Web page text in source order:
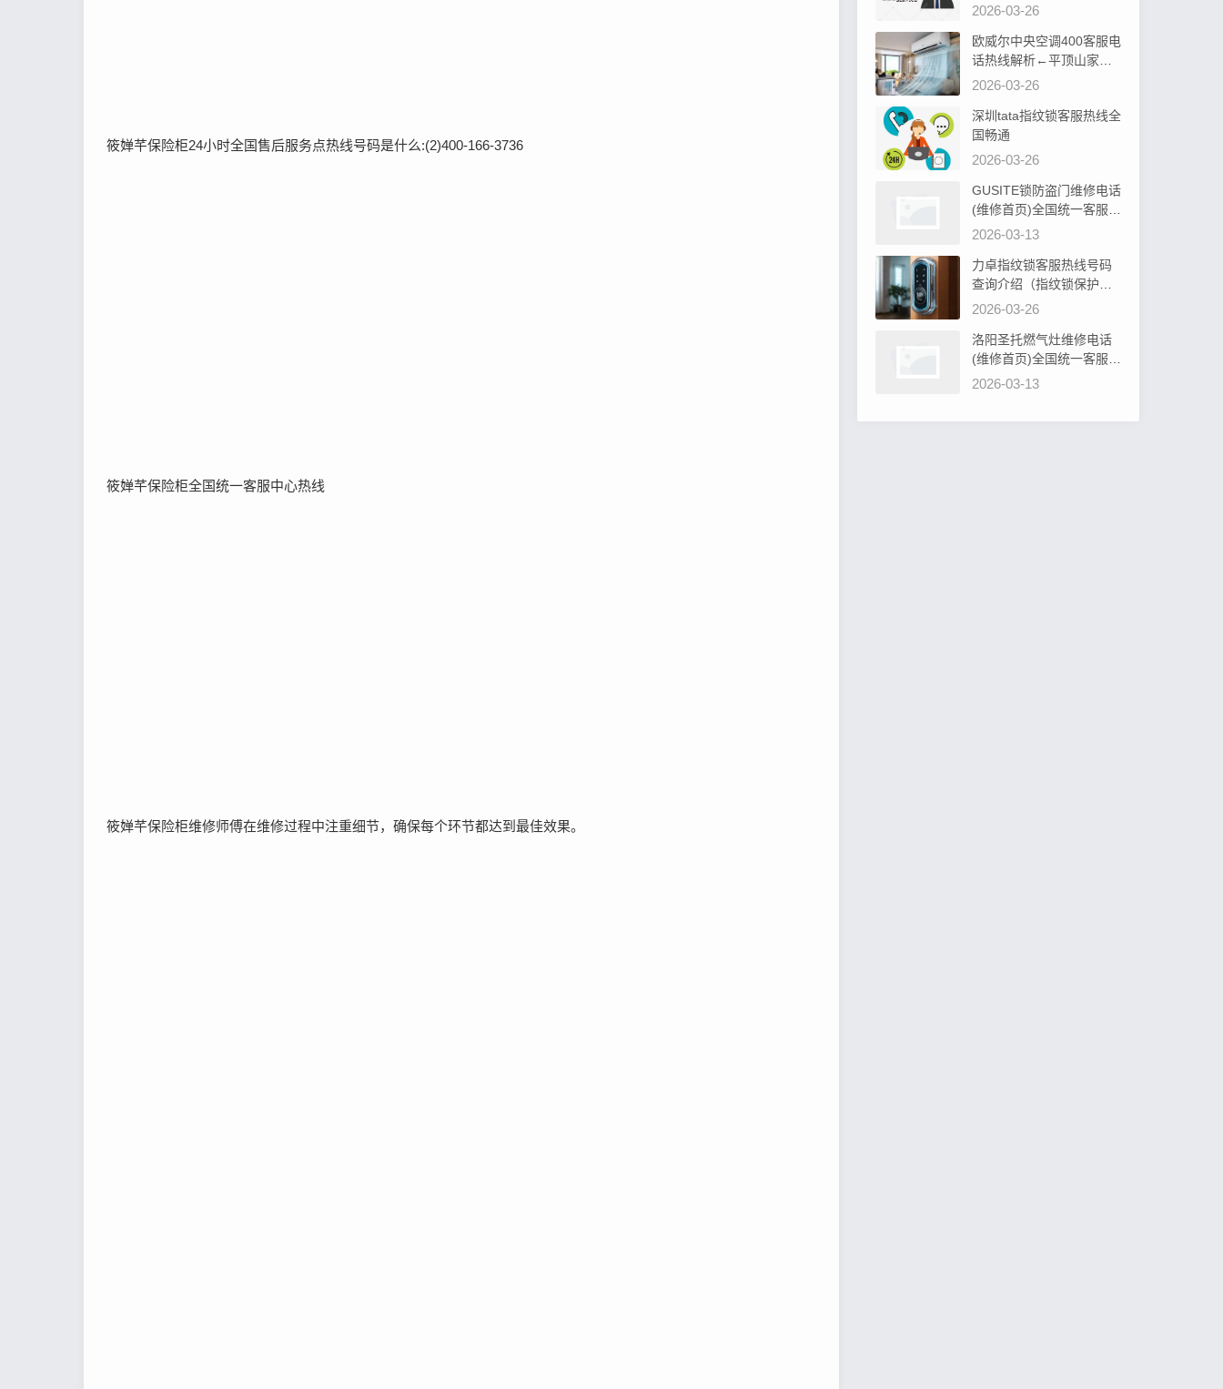
筱婵芊保险柜24小时全国售后服务点热线号码是什么:(2)400-166-3736
筱婵芊保险柜全国统一客服中心热线
筱婵芊保险柜维修师傅在维修过程中注重细节，确保每个环节都达到最佳效果。
2026-03-26
欧威尔中央空调400客服电
话热线解析←平顶山家居
装修，中央空调安装攻略
2026-03-26
深圳tata指纹锁客服热线全
国畅通
2026-03-26
GUSITE锁防盗门维修电话
(维修首页)全国统一客服电
话阐明GUSITE锁防盗门必
2026-03-13
力卓指纹锁客服热线号码
查询介绍（指纹锁保护罩
硅胶：安全防护新选择）
2026-03-26
洛阳圣托燃气灶维修电话
(维修首页)全国统一客服电
话教你圣托燃气灶旋钮无
2026-03-13